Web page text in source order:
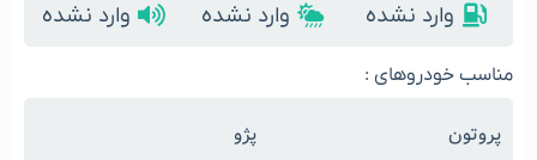
وارد نشده وارد نشده وارد نشده
مناسب خودروهای :
پروتون
پژو